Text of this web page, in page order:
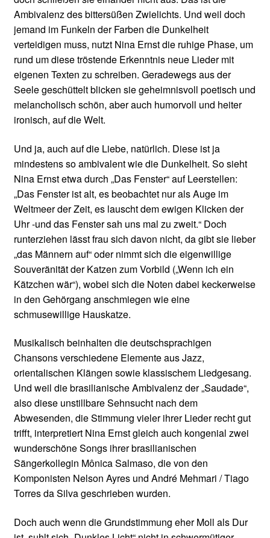
Ambivalenz des bittersüßen Zwielichts. Und weil doch
jemand im Funkeln der Farben die Dunkelheit
verteidigen muss, nutzt Nina Ernst die ruhige Phase, um
rund um diese tröstende Erkenntnis neue Lieder mit
eigenen Texten zu schreiben. Geradewegs aus der
Seele geschüttelt blicken sie geheimnisvoll poetisch und
melancholisch schön, aber auch humorvoll und heiter
ironisch, auf die Welt.
Und ja, auch auf die Liebe, natürlich. Diese ist ja
mindestens so ambivalent wie die Dunkelheit. So sieht
Nina Ernst etwa durch „Das Fenster“ auf Leerstellen:
„Das Fenster ist alt, es beobachtet nur als Auge im
Weltmeer der Zeit, es lauscht dem ewigen Klicken der
Uhr -und das Fenster sah uns mal zu zweit.“ Doch
runterziehen lässt frau sich davon nicht, da gibt sie lieber
„das Männern auf“ oder nimmt sich die eigenwillige
Souveränität der Katzen zum Vorbild („Wenn ich ein
Kätzchen wär“), wobei sich die Noten dabei keckerweise
in den Gehörgang anschmiegen wie eine
schmusewillige Hauskatze.
Musikalisch beinhalten die deutschsprachigen
Chansons verschiedene Elemente aus Jazz,
orientalischen Klängen sowie klassischem Liedgesang.
Und weil die brasilianische Ambivalenz der „Saudade“,
also diese unstillbare Sehnsucht nach dem
Abwesenden, die Stimmung vieler ihrer Lieder recht gut
trifft, interpretiert Nina Ernst gleich auch kongenial zwei
wunderschöne Songs ihrer brasilianischen
Sängerkollegin Mônica Salmaso, die von den
Komponisten Nelson Ayres und André Mehmari / Tiago
Torres da Silva geschrieben wurden.
Doch auch wenn die Grundstimmung eher Moll als Dur